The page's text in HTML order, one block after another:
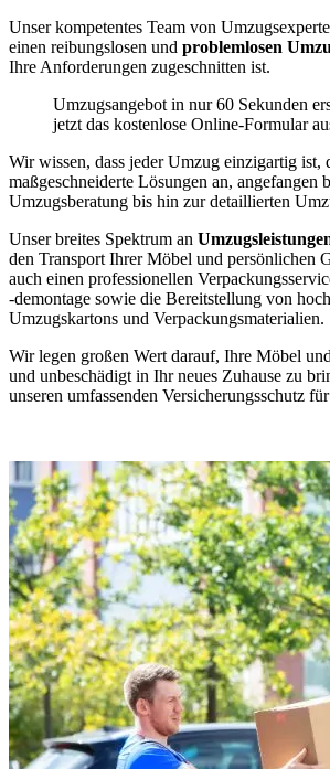
Unser kompetentes Team von
einen reibungslosen und problemlosen
Ihre Anforderungen zugeschnitten ist.
Umzugsangebot in nur 60 Sekunden
jetzt das kostenlose Online-Formular
Wir wissen, dass jeder Umzug einzigartig ist,
maßgeschneiderte Lösungen an, angefangen
Umzugsberatung bis hin zur detaillierten
Unser breites Spektrum an
den Transport Ihrer Möbel und persönlichen
auch einen professionellen
-demontage sowie die Bereitstellung von
Umzugskartons und Verpackungsmaterialien.
Wir legen großen Wert darauf, Ihre Möbel
und unbeschädigt in Ihr neues Zuhause zu
unseren umfassenden Versicherungsschutz